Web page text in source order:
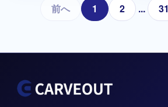
前へ 1 2 ... 31